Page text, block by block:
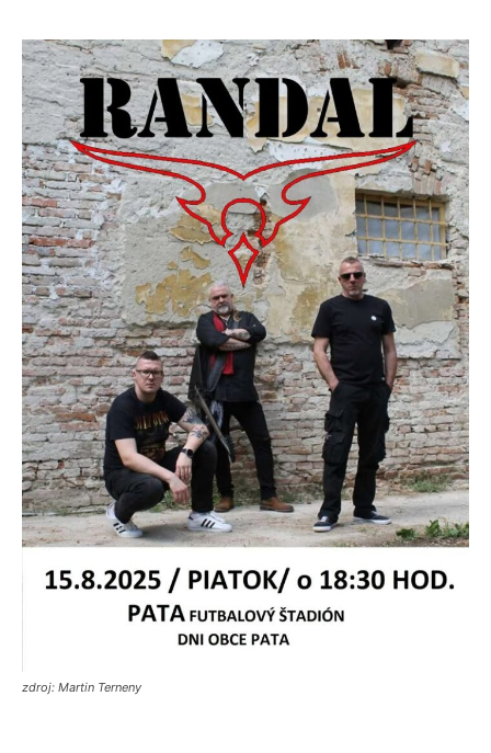
zdroj: Martin Terneny